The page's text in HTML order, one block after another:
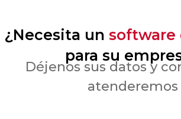
¿Necesita un software
para su
Déjenos sus datos y
atenderemos